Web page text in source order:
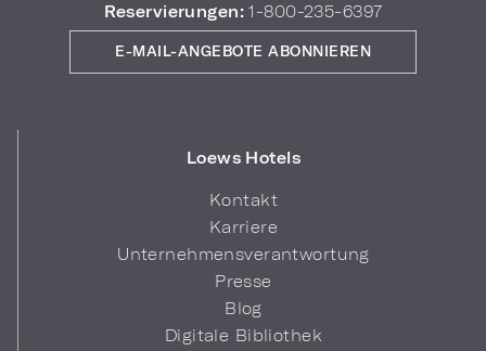
Reservierungen:1-800-235-6397
Loews Hotels
Kontakt
Karriere
Unternehmensverantwortung
Presse
Blog
Digitale Bibliothek
E-MAIL-ANGEBOTE ABONNIEREN